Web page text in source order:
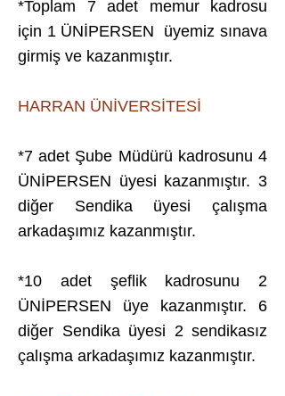
*Toplam 7 adet memur kadrosu
için 1 ÜNİPERSEN üyemiz sınava
girmiş ve kazanmıştır.
HARRAN ÜNİVERSİTESİ
*7 adet Şube Müdürü kadrosunu 4
ÜNİPERSEN üyesi kazanmıştır. 3
diğer Sendika üyesi çalışma
arkadaşımız kazanmıştır.
*10 adet şeflik kadrosunu 2
ÜNİPERSEN üye kazanmıştır. 6
diğer Sendika üyesi 2 sendikasız
çalışma arkadaşımız kazanmıştır.